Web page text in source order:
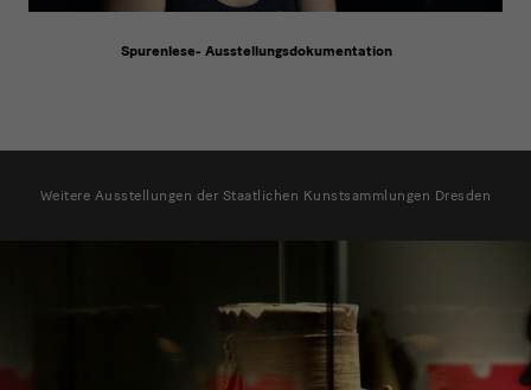
Spurenlese- Ausstellungsdokumentation
Ausstellungen
Weitere Ausstellungen der Staatlichen Kunstsammlungen Dresden